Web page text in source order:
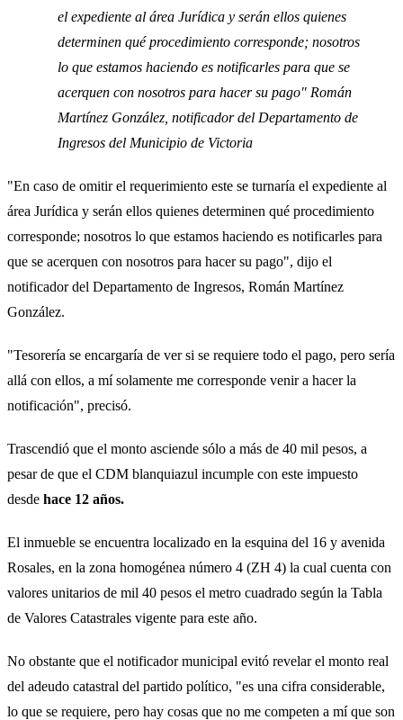
el expediente al área Jurídica y serán ellos quienes
determinen qué procedimiento corresponde; nosotros
lo que estamos haciendo es notificarles para que se
acerquen con nosotros para hacer su pago" Román
Martínez González, notificador del Departamento de
Ingresos del Municipio de Victoria
"En caso de omitir el requerimiento este se turnaría el expediente al
área Jurídica y serán ellos quienes determinen qué procedimiento
corresponde; nosotros lo que estamos haciendo es notificarles para
que se acerquen con nosotros para hacer su pago", dijo el
notificador del Departamento de Ingresos, Román Martínez
González.
"Tesorería se encargaría de ver si se requiere todo el pago, pero sería
allá con ellos, a mí solamente me corresponde venir a hacer la
notificación", precisó.
Trascendió que el monto asciende sólo a más de 40 mil pesos, a
pesar de que el CDM blanquiazul incumple con este impuesto
desde hace 12 años.
El inmueble se encuentra localizado en la esquina del 16 y avenida
Rosales, en la zona homogénea número 4 (ZH 4) la cual cuenta con
valores unitarios de mil 40 pesos el metro cuadrado según la Tabla
de Valores Catastrales vigente para este año.
No obstante que el notificador municipal evitó revelar el monto real
del adeudo catastral del partido político, "es una cifra considerable,
lo que se requiere, pero hay cosas que no me competen a mí que son